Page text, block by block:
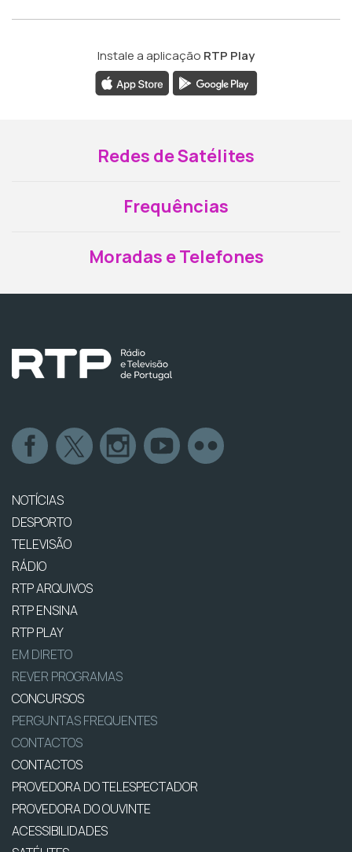
Instale a aplicação RTP Play
Redes de Satélites
Frequências
Moradas e Telefones
NOTÍCIAS
DESPORTO
TELEVISÃO
RÁDIO
RTP ARQUIVOS
RTP ENSINA
RTP PLAY
EM DIRETO
REVER PROGRAMAS
CONCURSOS
PERGUNTAS FREQUENTES
CONTACTOS
CONTACTOS
PROVEDORA DO TELESPECTADOR
PROVEDORA DO OUVINTE
ACESSIBILIDADES